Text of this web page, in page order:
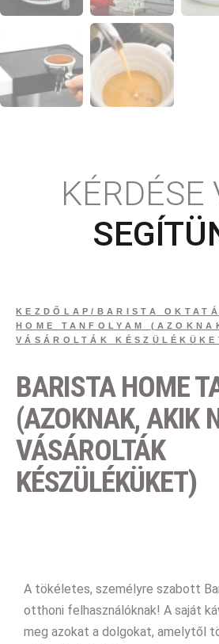
KÉRDÉSE
KEZDŐLAP/ BARISTA
HOME TANFOLYAM
VÁSÁROLTÁK
BARISTA HOME
(AZOKNAK, AKIK
VÁSÁROLTÁK
KÉSZÜLÉKÜKET)
A tökéletes, személyre szabott
otthoni felhasználóknak! A saját
meg azokat a dolgokat, amelytől